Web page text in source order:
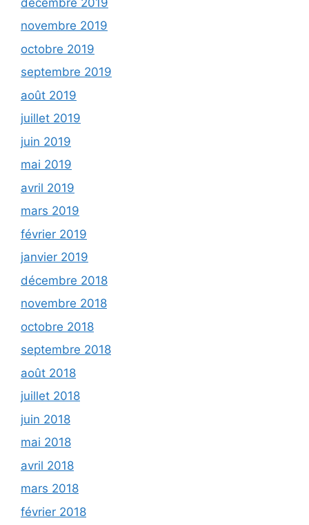
novembre 2019
octobre 2019
septembre 2019
août 2019
juillet 2019
juin 2019
mai 2019
avril 2019
mars 2019
février 2019
janvier 2019
décembre 2018
novembre 2018
octobre 2018
septembre 2018
août 2018
juillet 2018
juin 2018
mai 2018
avril 2018
mars 2018
février 2018